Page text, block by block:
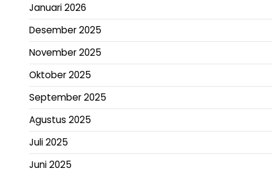
Januari 2026
Desember 2025
November 2025
Oktober 2025
September 2025
Agustus 2025
Juli 2025
Juni 2025